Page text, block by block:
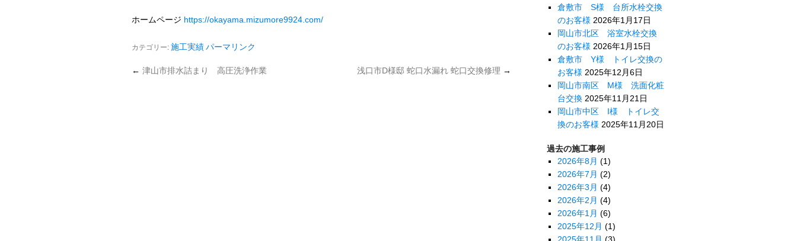
ホームページ https://okayama.mizumore9924.com/
カテゴリー:施工実績パーマリンク
← 津山市排水詰まり 高圧洗浄作業 浅口市D様邸 蛇口水漏れ 蛇口交換修理 →
倉敷市 S様 台所水栓交換
のお客様 2026年1月17日
岡山市北区 浴室水栓交換
のお客様 2026年1月15日
倉敷市 Y様 トイレ交換の
お客様 2025年12月6日
岡山市南区 M様 洗面化粧
台交換 2025年11月21日
岡山市中区 I様 トイレ交
換のお客様 2025年11月20日
過去の施工事例
2026年8月 (1)
2026年7月 (2)
2026年3月 (4)
2026年2月 (4)
2026年1月 (6)
2025年12月 (1)